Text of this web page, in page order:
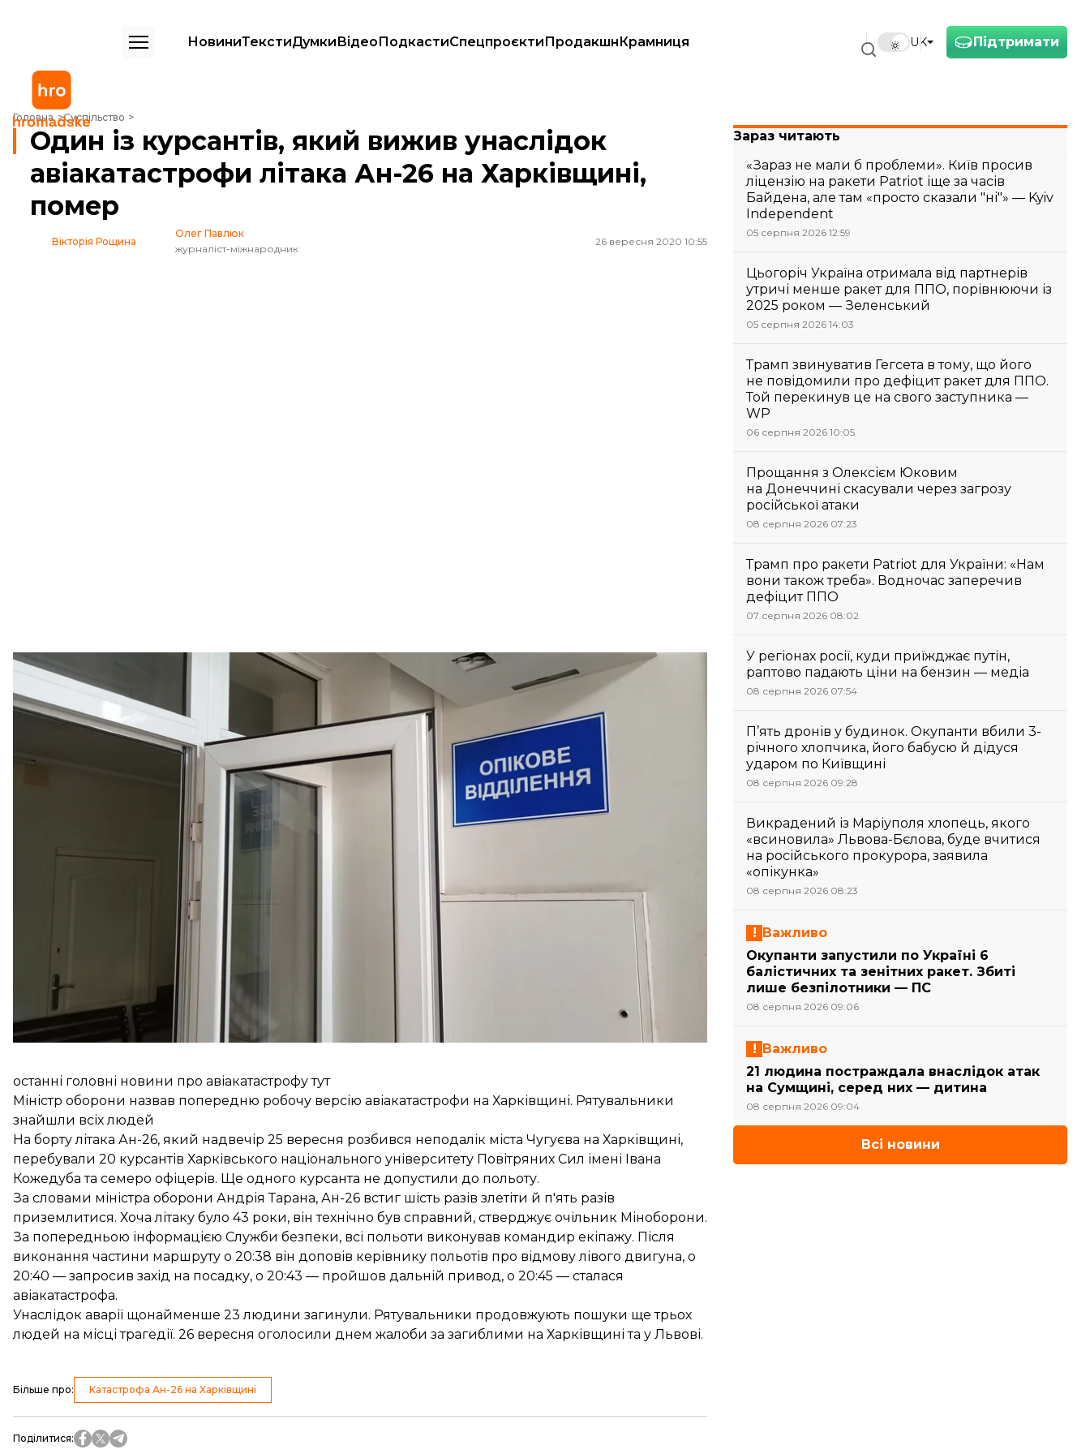
Підтримати
UK
НовиниТекстиДумкиВідеоПодкастиСпецпроєктиПродакшнКрамниця
Головна Суспільство
Один із курсантів, який вижив унаслідок авіакатастрофи літака Ан-26 на Харківщині, помер
Один із курсантів, який вижив унаслідок
авіакатастрофи літака Ан-26 на Харківщині,
помер
Вікторія Рощина
Олег Павлюк
журналіст-міжнародник
26 вересня 2020 10:55
Харківська міська клінічна лікарня швидкої та невідкладної допомоги. Тут наразі перебуває один із курсантів Харківського
національного університету Повітряних Сил, який вижив унаслідок авіакатастрофи Ан-26 на Харківщині
Вікторія Рощина / hromadske
Один із курсантів, який вижив унаслідок авіакатастрофи Ан—26 на Харківщині, помер у реанімації
Харківської лікарні невідкладної швидкої допомоги.
Цю інформацію нам підтвердила речниця міської ради Харкова Ольга Мірошниченко. «
відділення лікарні цю інформацію підтверджує
», — зазначила вона нам у коментарі.
На місці перебувають родичі курсанта. Вони відмовляються говорити з журналістами.
Інший курсант, який вижив під час падіння літака, перебуває у військовому госпіталі, повідомили
нам у пресслужбі міської ради.
останні головні новини про авіакатастрофу тут
Міністр оборони назвав попередню робочу версію авіакатастрофи на Харківщині. Рятувальники
знайшли всіх людей
На борту літака Ан-26, який надвечір 25 вересня розбився неподалік міста Чугуєва на Харківщині,
перебували 20 курсантів Харківського національного університету Повітряних Сил імені Івана
Кожедуба та семеро офіцерів. Ще одного курсанта не допустили до польоту.
За словами міністра оборони Андрія Тарана, Ан-26 встиг шість разів злетіти й п'ять разів
приземлитися. Хоча літаку було 43 роки, він технічно був справний, стверджує очільник Міноборони.
За попередньою інформацією Служби безпеки, всі польоти виконував командир екіпажу. Після
виконання частини маршруту о 20:38 він доповів керівнику польотів про відмову лівого двигуна, о
20:40 — запросив захід на посадку, о 20:43 — пройшов дальній привод, о 20:45 — сталася
авіакатастрофа.
Унаслідок аварії щонайменше 23 людини загинули. Рятувальники продовжують пошуки ще трьох
людей на місці трагедії. 26 вересня оголосили днем жалоби за загиблими на Харківщині та у Львові.
Більше про: Катастрофа Ан-26 на Харківщині
Поділитися:
Зараз читають
«Зараз не мали б проблеми». Київ просив
ліцензію на ракети Patriot іще за часів
Байдена, але там «просто сказали "ні"» — Kyiv
Independent
05 серпня 2026 12:59
Цьогоріч Україна отримала від партнерів
утричі менше ракет для ППО, порівнюючи із
2025 роком — Зеленський
05 серпня 2026 14:03
Трамп звинуватив Гегсета в тому, що його
не повідомили про дефіцит ракет для ППО.
Той перекинув це на свого заступника —
WP
06 серпня 2026 10:05
Прощання з Олексієм Юковим
на Донеччині скасували через загрозу
російської атаки
08 серпня 2026 07:23
Трамп про ракети Patriot для України: «Нам
вони також треба». Водночас заперечив
дефіцит ППО
07 серпня 2026 08:02
У регіонах росії, куди приїжджає путін,
раптово падають ціни на бензин — медіа
08 серпня 2026 07:54
П’ять дронів у будинок. Окупанти вбили 3-
річного хлопчика, його бабусю й дідуся
ударом по Київщині
08 серпня 2026 09:28
Викрадений із Маріуполя хлопець, якого
«всиновила» Львова-Бєлова, буде вчитися
на російського прокурора, заявила
«опікунка»
08 серпня 2026 08:23
Важливо
Окупанти запустили по Україні 6
балістичних та зенітних ракет. Збиті
лише безпілотники — ПС
08 серпня 2026 09:06
Важливо
21 людина постраждала внаслідок атак
на Сумщині, серед них — дитина
08 серпня 2026 09:04
Всі новини